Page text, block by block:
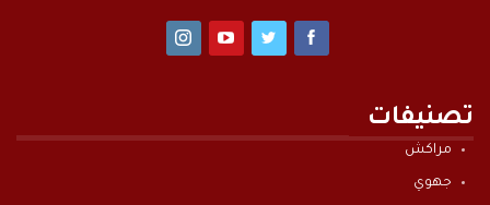
تصنيفات
مراكش
جهوي